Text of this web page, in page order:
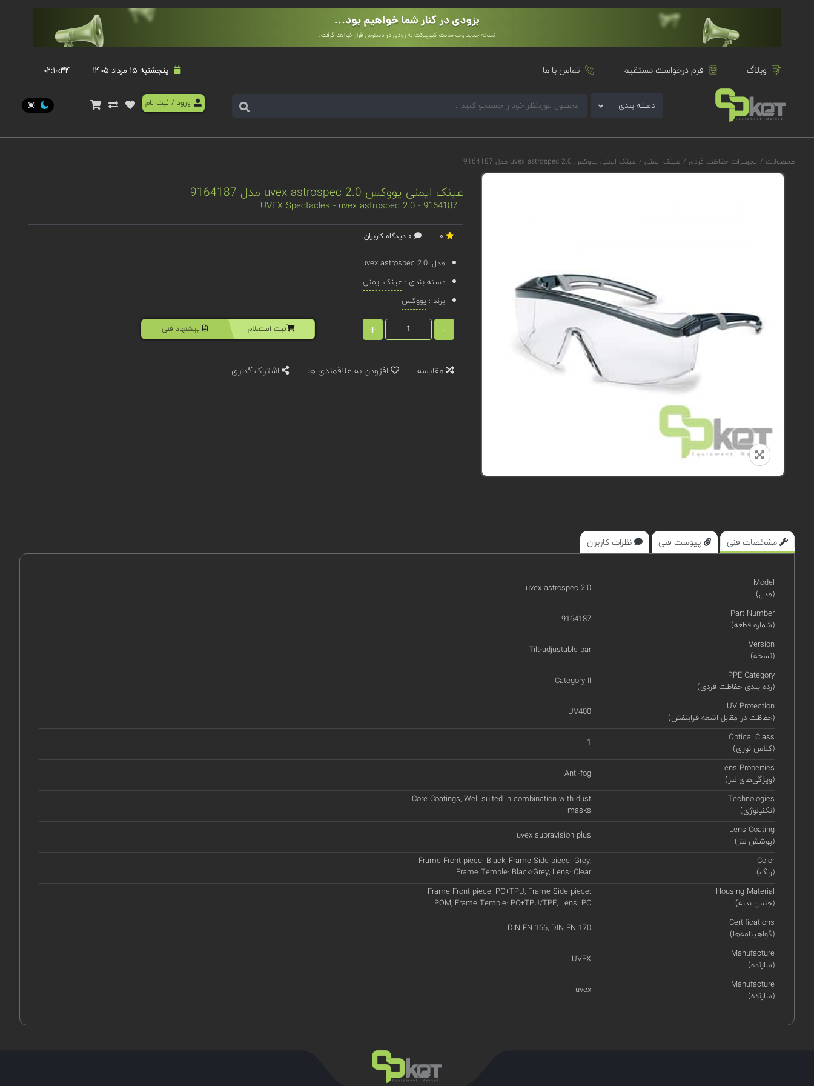
وبلاگ فرم درخواست مستقیم تماس با ما پنجشنبه 15 مرداد 1405 ۰۲:۱۰:۳۴
دسته بندی ورود / ثبت نام
محصولات / تجهیزات حفاظت فردی / عینک ایمنی / عینک ایمنی یووکس uvex astrospec 2.0 مدل 9164187
عینک ایمنی یووکس uvex astrospec 2.0 مدل 9164187
UVEX Spectacles - uvex astrospec 2.0 - 9164187
مدل:uvex astrospec 2.0
دسته بندی : عینک ایمنی
برند :یووکس
-
+ ثبت استعلام پیشنهاد فنی
مقایسه افزودن به علاقمندی ها اشتراک گذاری
مشخصات فنی پیوست فنی نظرات کاربران
Model
(مدل)
uvex astrospec 2.0
Part Number
(شماره قطعه)
9164187
Version
(نسخه)
Tilt-adjustable bar
PPE Category
(رده بندی حفاظت فردی)
Category II
UV Protection
(حفاظت در مقابل اشعه فرابنفش)
UV400
Optical Class
(کلاس نوری)
1
Lens Properties
(ویژگی‌های لنز)
Anti-fog
Technologies
(تکنولوژی)
Core Coatings, Well suited in combination with dust
masks
Lens Coating
(پوشش لنز)
uvex supravision plus
Color
(رنگ)
Frame Front piece: Black, Frame Side piece: Grey,
Frame Temple: Black-Grey, Lens: Clear
Housing Material
(جنس بدنه)
Frame Front piece: PC+TPU, Frame Side piece:
POM, Frame Temple: PC+TPU/TPE, Lens: PC
Certifications
(گواهینامه‌ها)
DIN EN 166, DIN EN 170
Manufacture
(سازنده)
UVEX
Manufacture
(سازنده)
uvex